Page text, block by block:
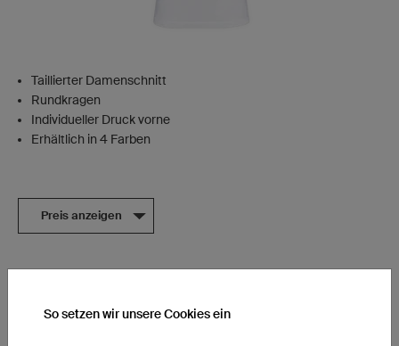
Taillierter Damenschnitt
Rundkragen
Individueller Druck vorne
Erhältlich in 4 Farben
Preis anzeigen
Hoodie Prime
So setzen wir unsere Cookies ein